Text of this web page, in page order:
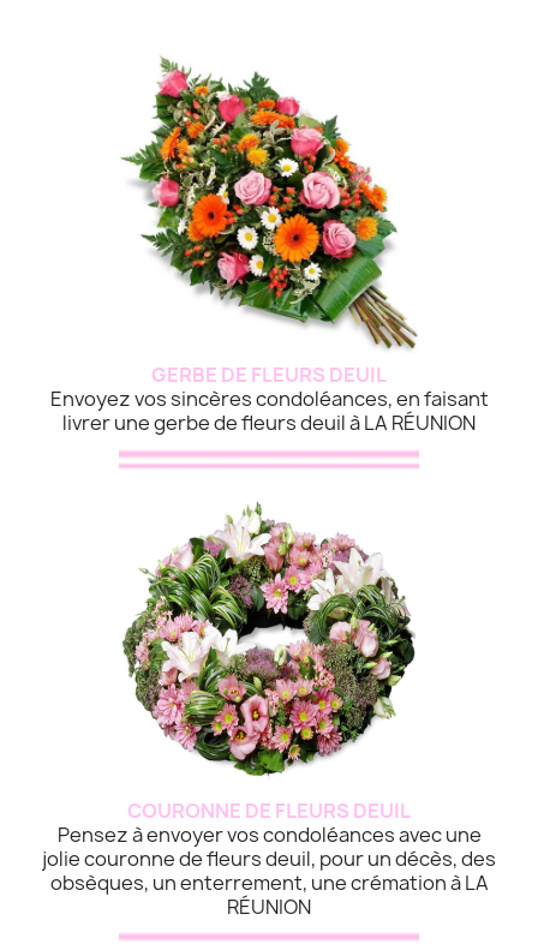
GERBE DE FLEURS DEUIL
Envoyez vos sincères condoléances, en faisant
livrer une gerbe de fleurs deuil à LA RÉUNION
COURONNE DE FLEURS DEUIL
Pensez à envoyer vos condoléances avec une
jolie couronne de fleurs deuil, pour un décès, des
obsèques, un enterrement, une crémation à LA
RÉUNION